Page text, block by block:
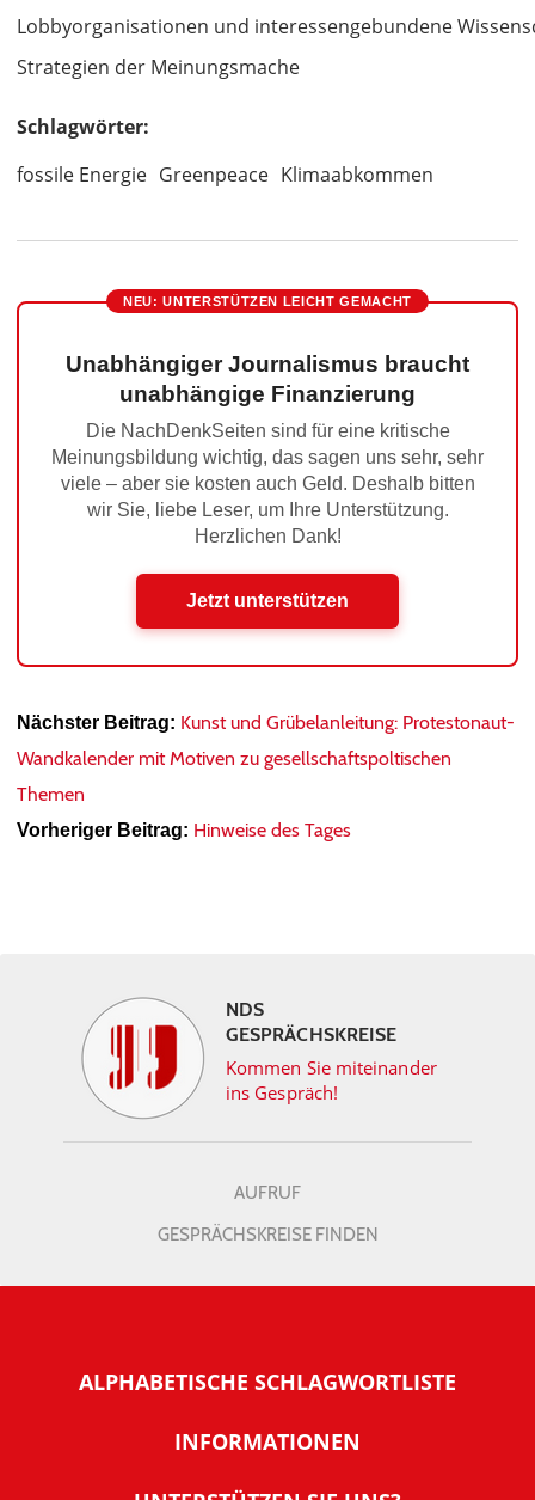
Lobbyorganisationen und interessengebundene
Strategien der Meinungsmache
Schlagwörter:
fossile Energie Greenpeace Klimaabkommen
NEU: UNTERSTÜTZEN LEICHT GEMACHT
Unabhängiger Journalismus braucht
unabhängige Finanzierung
Die NachDenkSeiten sind für eine kritische
Meinungsbildung wichtig, das sagen uns sehr, sehr
viele – aber sie kosten auch Geld. Deshalb bitten
wir Sie, liebe Leser, um Ihre Unterstützung.
Herzlichen Dank!
Jetzt unterstützen
Nächster Beitrag: Kunst und Grübelanleitung: Protestonaut-
Wandkalender mit Motiven zu gesellschaftspoltischen
Themen
Vorheriger Beitrag: Hinweise des Tages
NDS
GESPRÄCHSKREISE
Kommen Sie miteinander
ins Gespräch!
AUFRUF
GESPRÄCHSKREISE FINDEN
ALPHABETISCHE SCHLAGWORTLISTE
INFORMATIONEN
Warum NachDenkSeiten